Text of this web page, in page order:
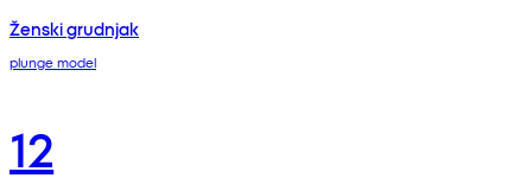
Ženski grudnjak
plunge model
12